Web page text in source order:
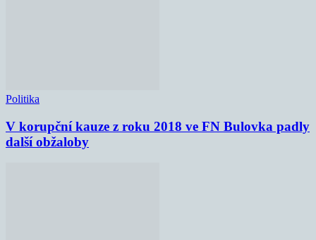
Politika
V korupční kauze z roku 2018 ve FN Bulovka padly
další obžaloby